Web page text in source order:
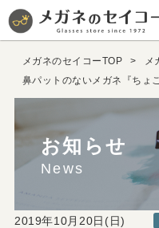
メガネのセイコーTOP メ
鼻パットのないメガネ『ちょ
お知らせ
News
2019年10月20日(日)